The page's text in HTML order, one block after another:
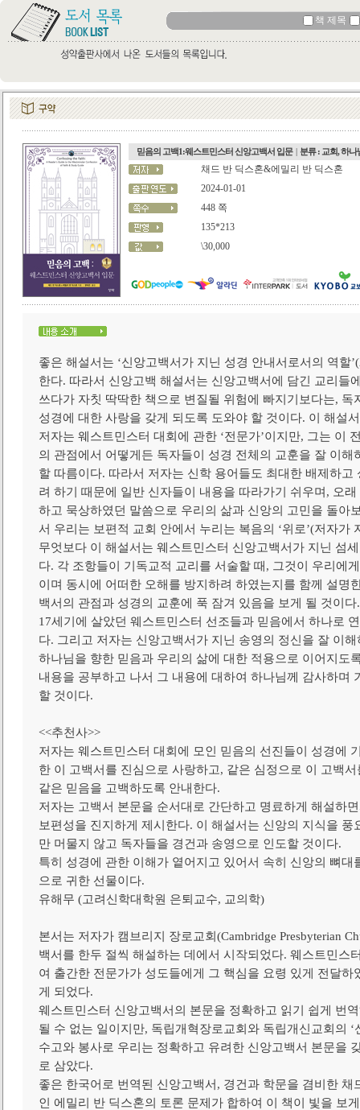
책 제목
믿음의 고백1:웨스트민스터 신앙고백서 입문 |분류 : 교회, 하나
채드 반 딕스혼&에밀리 반 딕스혼
2024-01-01
448 쪽
135*213
\30,000
좋은 해설서는 ‘신앙고백서가 지닌 성경 안내서로서의 역할
한다. 따라서 신앙고백 해설서는 신앙고백서에 담긴 교리들
쓰다가 자칫 딱딱한 책으로 변질될 위험에 빠지기보다는, 독
성경에 대한 사랑을 갖게 되도록 도와야 할 것이다. 이 해설
저자는 웨스트민스터 대회에 관한 ‘전문가’이지만, 그는 이
의 관점에서 어떻게든 독자들이 성경 전체의 교훈을 잘 이해
할 따름이다. 따라서 저자는 신학 용어들도 최대한 배제하고
려 하기 때문에 일반 신자들이 내용을 따라가기 쉬우며, 오
하고 묵상하였던 말씀으로 우리의 삶과 신앙의 고민을 돌아
서 우리는 보편적 교회 안에서 누리는 복음의 ‘위로’(저자가
무엇보다 이 해설서는 웨스트민스터 신앙고백서가 지닌 섬
다. 각 조항들이 기독교적 교리를 서술할 때, 그것이 우리에
이며 동시에 어떠한 오해를 방지하려 하였는지를 함께 설명
백서의 관점과 성경의 교훈에 푹 잠겨 있음을 보게 될 것이
17세기에 살았던 웨스트민스터 선조들과 믿음에서 하나로
다. 그리고 저자는 신앙고백서가 지닌 송영의 정신을 잘 이
하나님을 향한 믿음과 우리의 삶에 대한 적용으로 이어지도
내용을 공부하고 나서 그 내용에 대하여 하나님께 감사하며
할 것이다.
<<추천사>>
저자는 웨스트민스터 대회에 모인 믿음의 선진들이 성경에
한 이 고백서를 진심으로 사랑하고, 같은 심정으로 이 고백
같은 믿음을 고백하도록 안내한다.
저자는 고백서 본문을 순서대로 간단하고 명료하게 해설하
보편성을 진지하게 제시한다. 이 해설서는 신앙의 지식을 풍
만 머물지 않고 독자들을 경건과 송영으로 인도할 것이다.
특히 성경에 관한 이해가 옅어지고 있어서 속히 신앙의 뼈대
으로 귀한 선물이다.
유해무 (고려신학대학원 은퇴교수, 교의학)
본서는 저자가 캠브리지 장로교회(Cambridge Presbyterian
백서를 한두 절씩 해설하는 데에서 시작되었다. 웨스트민스
여 출간한 전문가가 성도들에게 그 핵심을 요령 있게 전달하
게 되었다.
웨스트민스터 신앙고백서의 본문을 정확하고 읽기 쉽게 번
될 수 없는 일이지만, 독립개혁장로교회와 독립개신교회의 ‘
수고와 봉사로 우리는 정확하고 유려한 신앙고백서 본문을
로 삼았다.
좋은 한국어로 번역된 신앙고백서, 경건과 학문을 겸비한 채
인 에밀리 반 딕스혼의 토론 문제가 합하여 이 책이 빛을 보